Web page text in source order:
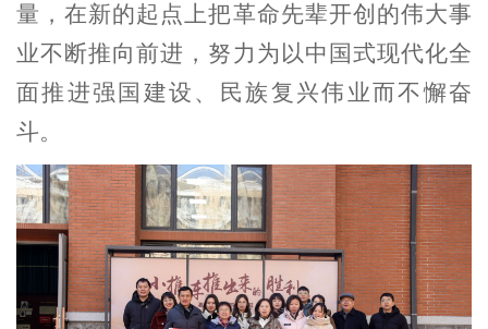
量，在新的起点上把革命先辈开创的伟大事
业不断推向前进，努力为以中国式现代化全
面推进强国建设、民族复兴伟业而不懈奋
斗。